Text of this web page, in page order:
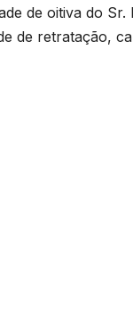
de oitiva do
de retratação,